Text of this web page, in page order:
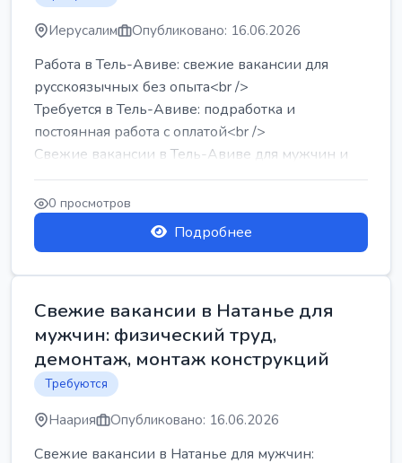
Иерусалим Опубликовано: 16.06.2026
Работа в Тель-Авиве: свежие вакансии для
русскоязычных без опыта<br />
Требуется в Тель-Авиве: подработка и
постоянная работа с оплатой<br />
Свежие вакансии в Тель-Авиве для мужчин и
женщин от хозя...
0 просмотров
Подробнее
Свежие вакансии в Натанье для
мужчин: физический труд,
демонтаж, монтаж конструкций
Требуются
Наария Опубликовано: 16.06.2026
Свежие вакансии в Натанье для мужчин: